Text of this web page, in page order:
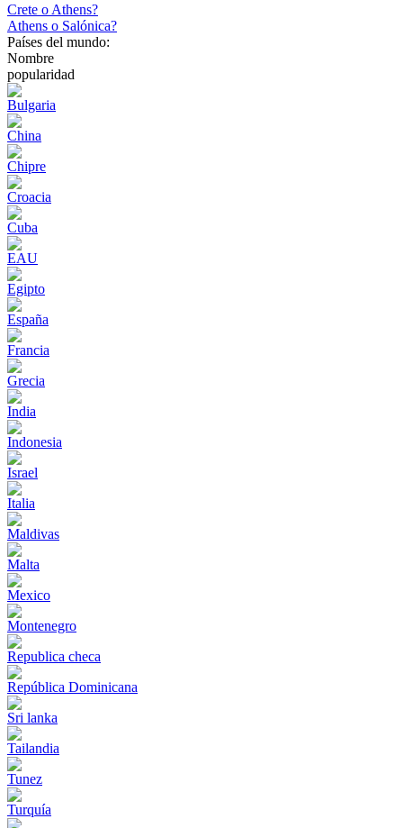
Crete o Athens?
Athens o Salónica?
Países del mundo:
Nombre
popularidad
Bulgaria
China
Chipre
Croacia
Cuba
EAU
Egipto
España
Francia
Grecia
India
Indonesia
Israel
Italia
Maldivas
Malta
Mexico
Montenegro
Republica checa
República Dominicana
Sri lanka
Tailandia
Tunez
Turquía